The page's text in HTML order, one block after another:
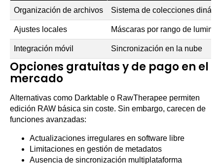
Organización de archivos Sistema de colecciones
Ajustes locales Máscaras por rango de
Integración móvil Sincronización en la nube
Opciones gratuitas y de pago en el
mercado
Alternativas como Darktable o RawTherapee permiten
edición RAW básica sin coste. Sin embargo, carecen de
funciones avanzadas:
Actualizaciones irregulares en software libre
Limitaciones en gestión de metadatos
Ausencia de sincronización multiplataforma